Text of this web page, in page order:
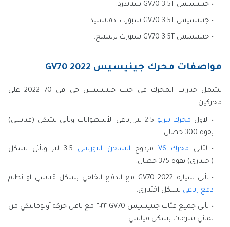
جينيسيس GV70 3.5T ستاندرد.
جينيسيس GV70 3.5T سبورت ادفانسيد.
جينيسيس GV70 3.5T سبورت برستيج.
مواصفات محرك جينيسيس GV70 2022
تشمل خيارات المحرك فى جيب جينيسيس جي في 70 2022 على
محركين :
الاول محرك تيربو
2.5 لتر رباعي الأسطوانات ويأتي بشكل (قياسي)
بقوة 300 حصان.
الثاني محرك V6 مزدوج الشاحن التوربيني
3.5 لتر ويأتي بشكل
(اختياري) بقوة 375 حصان.
تأتي سيارة GV70 2022 مع الدفع الخلفي بشكل قياسي او نظام
دفع رباعي بشكل اختياري.
تأتي جميع فئات جينيسيس GV70 ٢٠٢٢ مع ناقل حركة أوتوماتيكي من
ثماني سرعات بشكل قياسي.